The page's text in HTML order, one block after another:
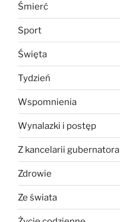
Śmierć
Sport
Święta
Tydzień
Wspomnienia
Wynalazki i postęp
Z kancelarii gubernatora
Zdrowie
Ze świata